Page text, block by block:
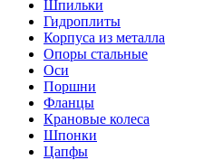
Шпильки
Гидроплиты
Корпуса из металла
Опоры стальные
Оси
Поршни
Фланцы
Крановые колеса
Шпонки
Цапфы